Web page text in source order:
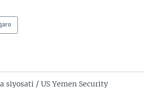
siyosati / US Yemen Security